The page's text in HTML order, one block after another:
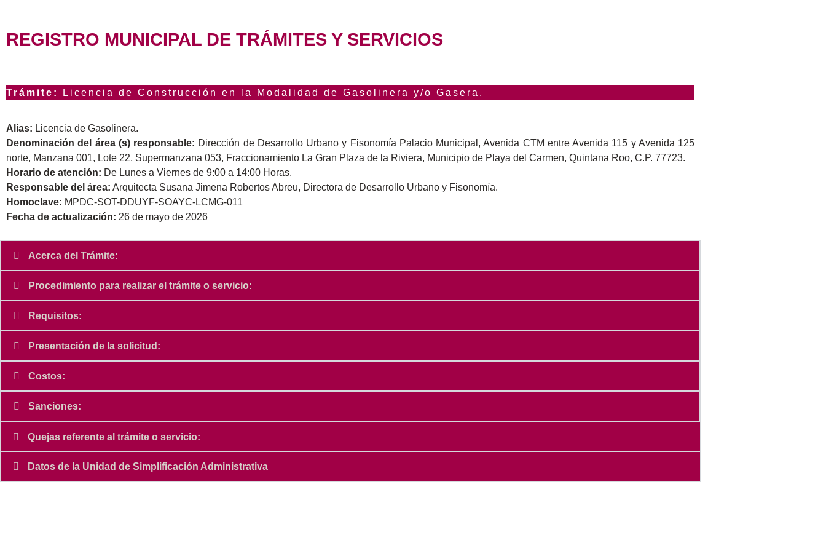
REGISTRO MUNICIPAL DE TRÁMITES Y SERVICIOS
Trámite: Licencia de Construcción en la Modalidad de Gasolinera y/o Gasera.
Alias: Licencia de Gasolinera.
Denominación del área (s) responsable: Dirección de Desarrollo Urbano y Fisonomía Palacio Municipal, Avenida CTM entre Avenida 115 y Avenida 125
norte, Manzana 001, Lote 22, Supermanzana 053, Fraccionamiento La Gran Plaza de la Riviera, Municipio de Playa del Carmen, Quintana Roo, C.P. 77723.
Horario de atención: De Lunes a Viernes de 9:00 a 14:00 Horas.
Responsable del área: Arquitecta Susana Jimena Robertos Abreu, Directora de Desarrollo Urbano y Fisonomía.
Homoclave: MPDC-SOT-DDUYF-SOAYC-LCMG-011
Fecha de actualización: 26 de mayo de 2026
Acerca del Trámite:
Procedimiento para realizar el trámite o servicio:
Requisitos:
Presentación de la solicitud:
Costos:
Sanciones:
Quejas referente al trámite o servicio:
Datos de la Unidad de Simplificación Administrativa